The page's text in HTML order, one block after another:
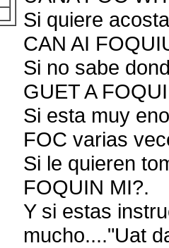
Si quiere
CAN AI
Si no sabe
GUET A
Si esta muy
FOC varias
Si le quieren
FOQUIN MI?.
Y si estas
mucho...."Uat